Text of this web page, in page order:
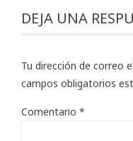
DEJA UNA
Tu dirección de correo
campos obligatorios
Comentario *